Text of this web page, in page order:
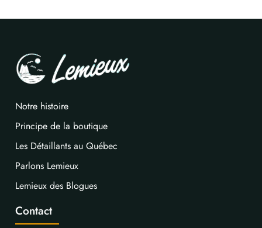
Notre histoire
Principe de la boutique
Les Détaillants au Québec
Parlons Lemieux
Lemieux des Blogues
Contact